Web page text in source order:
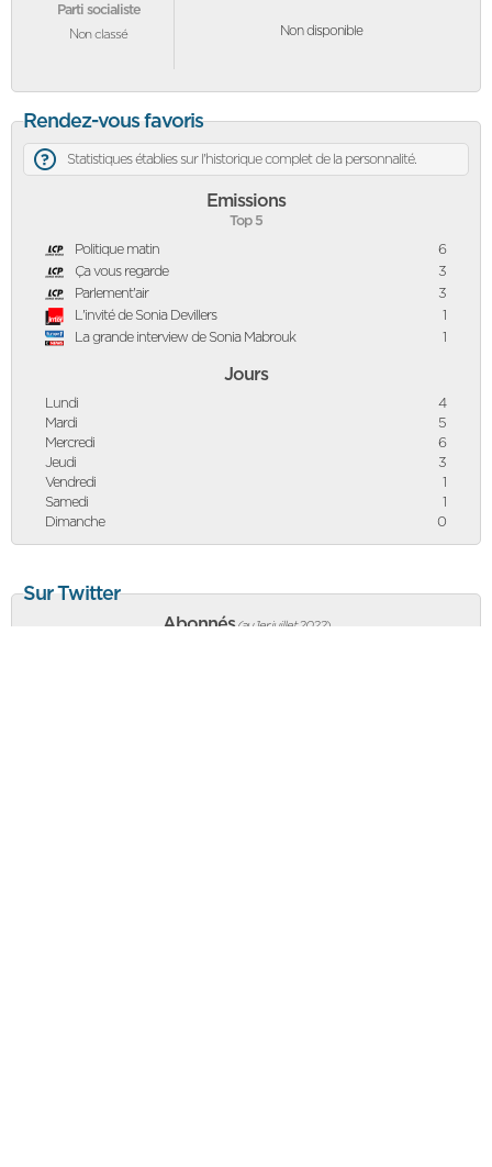
Parti socialiste
Non classé Non disponible
Rendez-vous favoris
Statistiques établies sur l'historique complet de la personnalité.
Emissions
Top 5
Politique matin
6
Ça vous regarde
3
Parlement'air
3
L'invité de Sonia Devillers
1
La grande interview de Sonia Mabrouk
1
Jours
Lundi
4
Mardi
5
Mercredi
6
Jeudi
3
Vendredi
1
Samedi
1
Dimanche
0
Sur Twitter
Abonnés (au 1er juillet 2022)